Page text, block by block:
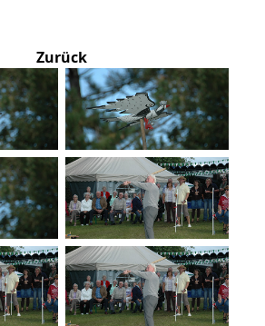
Zurück